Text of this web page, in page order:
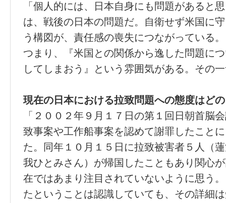
「個人的には、日本自身にも問題があると
は、戦後の日本の問題だ。自衛せず米国に
う構図が、責任感の喪失につながっている。
つまり、『米国との関係から逸した問題に
してしまおう』という雰囲気がある。その
現在の日本における拉致問題への態度はど
「２００２年９月１７日の第１回日朝首脳
致事案や工作船事案を認めて謝罪したこと
た。同年１０月１５日に拉致被害者５人（
我ひとみさん）が帰国したこともあり関心
在ではあまり注目されていないように思う
たということは認識していても、その詳細